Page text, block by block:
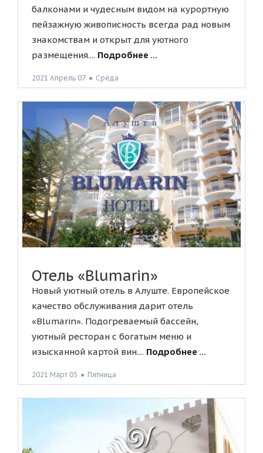
балконами и чудесным видом на курортную
пейзажную живописность всегда рад новым
знакомствам и открыт для уютного
размещения.... Подробнее ...
2021 Апрель 07 ● Среда
Отель «Blumarin»
Новый уютный отель в Алуште. Европейское
качество обслуживания дарит отель
«Blumarin». Подогреваемый бассейн,
уютный ресторан с богатым меню и
изысканной картой вин.... Подробнее ...
2021 Март 05 ● Пятница